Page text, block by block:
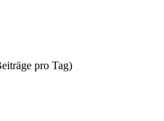
pro Tag)